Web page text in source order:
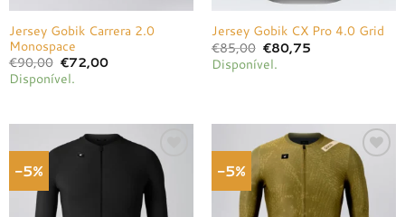
Jersey Gobik Carrera 2.0
Monospace
€90,00 O
preço
original
€72,00O
Disponível.
Jersey Gobik CX Pro 4.0 Grid
€85,00 O
preço
original
€80,75O
Disponível.
-5%
Adicionar
à lista de
desejos
-5%
Adicionar
à lista de
desejos